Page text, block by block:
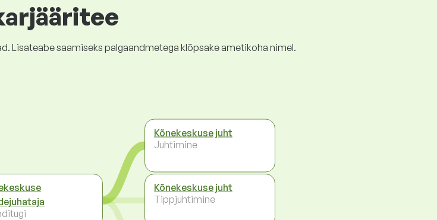
Lisateabe saamiseks palgaandmetega klõpsake ametikoha nimel.
Kõnekeskuse juht
Juhtimine
Kõnekeskuse juht
Tippjuhtimine